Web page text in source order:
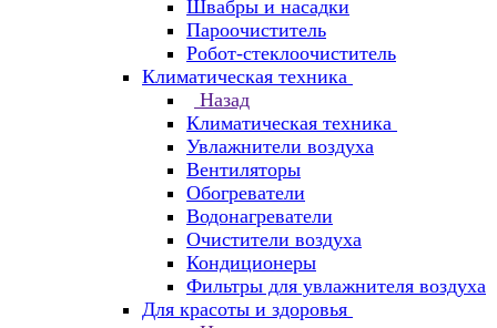
Швабры и насадки
Пароочиститель
Робот-стеклоочиститель
Климатическая техника
Назад
Климатическая техника
Увлажнители воздуха
Вентиляторы
Обогреватели
Водонагреватели
Очистители воздуха
Кондиционеры
Фильтры для увлажнителя воздуха
Для красоты и здоровья